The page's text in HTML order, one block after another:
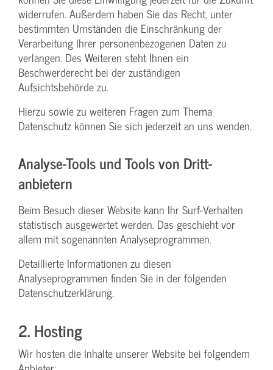
widerrufen. Außerdem haben Sie das Recht, unter
bestimmten Umständen die Einschränkung der
Verarbeitung Ihrer personenbezogenen Daten zu
verlangen. Des Weiteren steht Ihnen ein
Beschwerderecht bei der zuständigen
Aufsichtsbehörde zu.
Hierzu sowie zu weiteren Fragen zum Thema
Datenschutz können Sie sich jederzeit an uns wenden.
Analyse-Tools und Tools von Dritt­
anbietern
Beim Besuch dieser Website kann Ihr Surf-Verhalten
statistisch ausgewertet werden. Das geschieht vor
allem mit sogenannten Analyseprogrammen.
Detaillierte Informationen zu diesen
Analyseprogrammen finden Sie in der folgenden
Datenschutzerklärung.
2. Hosting
Wir hosten die Inhalte unserer Website bei folgendem